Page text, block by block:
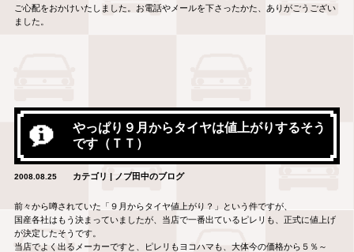
ご心配をおかけいたしました。お電話やメールを下さったかた、ありがごうござい
ました。
やっぱり９月からタイヤは値上がりするそう
です（ＴＴ）
2008.08.25 カテゴリ | ノブ田中のブログ
前々から噂されていた「９月からタイヤ値上がり？」という件ですが、
国産各社はもう決まっていましたが、当店で一番出ているピレリも、正式に値上げ
が決定したそうです。
当店でよく出るメーカーですと、ピレリもヨコハマも、大体今の価格から５％～